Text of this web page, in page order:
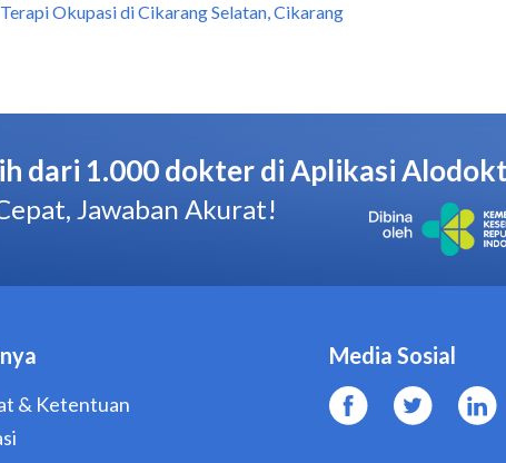
Terapi Okupasi di Cikarang Selatan, Cikarang